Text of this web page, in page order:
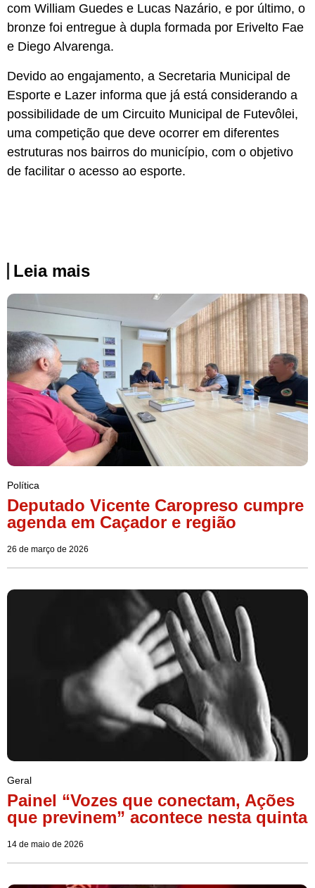
com William Guedes e Lucas Nazário, e por último, o
bronze foi entregue à dupla formada por Erivelto Fae
e Diego Alvarenga.
Devido ao engajamento, a Secretaria Municipal de
Esporte e Lazer informa que já está considerando a
possibilidade de um Circuito Municipal de Futevôlei,
uma competição que deve ocorrer em diferentes
estruturas nos bairros do município, com o objetivo
de facilitar o acesso ao esporte.
Leia mais
Política
Deputado Vicente Caropreso cumpre
agenda em Caçador e região
26 de março de 2026
Geral
Painel “Vozes que conectam, Ações
que previnem” acontece nesta quinta
14 de maio de 2026